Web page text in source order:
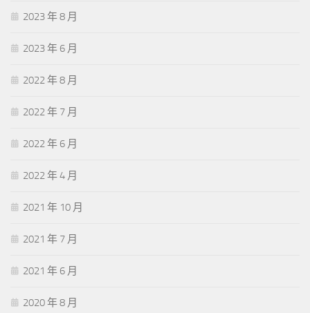
2023 年 8 月
2023 年 6 月
2022 年 8 月
2022 年 7 月
2022 年 6 月
2022 年 4 月
2021 年 10 月
2021 年 7 月
2021 年 6 月
2020 年 8 月